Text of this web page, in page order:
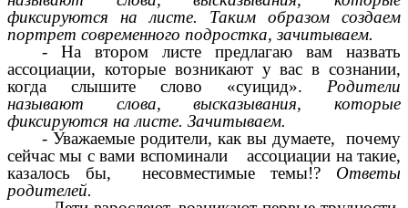
фиксируются на листе. Таким образом создаем
портрет современного подростка, зачитываем.
- На втором листе предлагаю вам назвать
ассоциации, которые возникают у вас в сознании,
когда слышите слово «суицид». Родители
называют слова, высказывания, которые
фиксируются на листе. Зачитываем.
- Уважаемые родители, как вы думаете, почему
сейчас мы с вами вспоминали ассоциации на такие,
казалось бы, несовместимые темы!? Ответы
родителей.